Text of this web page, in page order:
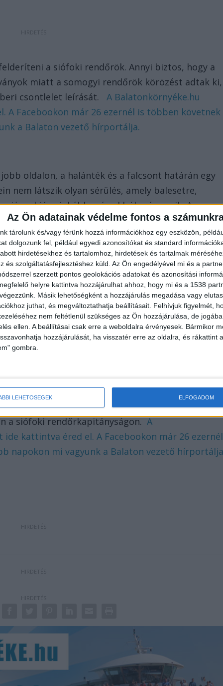
Az Ön adatainak védelme fontos a
tárolunk és/vagy férünk hozzá információkhoz egy eszközön,
dolgozunk fel, például egyedi azonosítókat és standard
hirdetésekhez és tartalomhoz, hirdetések és tartalmak
és szolgáltatásfejlesztéshez küld. Az Ön engedélyével mi és a
szerzett pontos geolokációs adatokat és azonosítási
helyre kattintva hozzájárulhat ahhoz, hogy mi és a 1538
Másik lehetőségként a hozzájárulás megadása vagy
juthat, és megváltoztathatja beállításait. Felhívjuk figyelmét,
nem feltétlenül szükséges az Ön hozzájárulása, de
ellen. A beállításai csak erre a weboldalra érvényesek. Bármikor
hozzájárulását, ha visszatér erre az oldalra, és rákattint
gombra.
LEHETŐSÉGEK ELFOGADOM
a siófoki rendőrök. Annyi biztos, hogy a
miatt a somogyi rendőrök körözést adtak ki,
csontlelet leírását.A Balatonkörnyéke.hu
Facebookon már 26 ezernél is többen követnek
a Balaton vezető hírportálja.
oldalon, a halánték és a falcsont határán egy
nem látszik olyan sérülés, amely balesetre,
a hiány inkább más okból származik. A
ami arra utal, hogy a maradvány hosszabb
áll rendelkezésre, azt nem találták meg.
állapotát rögzíti, amelynek vizsgálatát régészeti
Asonline.humegkérdezte a Somogy
hogy mit lehet tudni a holttest földbe
módjáról.
állapota arra utal, hogy hosszabb ideje a
hogy az elhunyt nem idős ember volt,
a lakosságot, hogy aki tud valamit a rejtélyes
a siófoki rendőrkapitányságon.A
kattintva éred el. A Facebookon már 26 ezernél
napokon mi vagyunk a Balaton vezető